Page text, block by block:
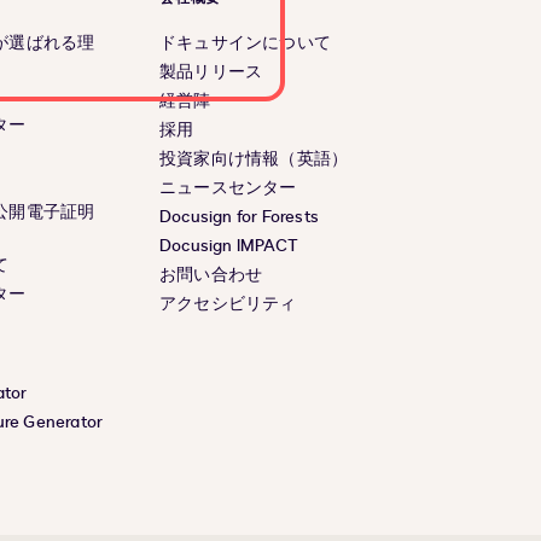
選ばれる理
ー
開電子証明
ー
Generator
ドキュサインについて
製品リリース
経営陣
採用
投資家向け情報（英語）
ニュースセンター
Docusign for Forests
Docusign IMPACT
お問い合わせ
アクセシビリティ